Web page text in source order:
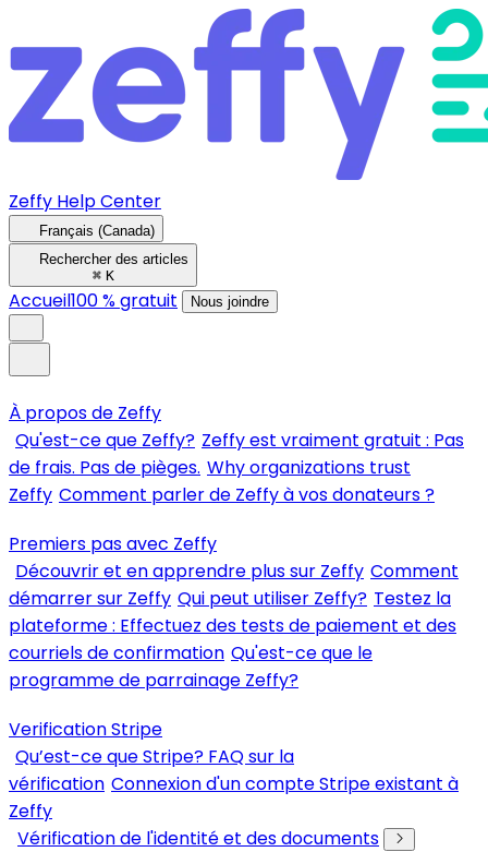
Zeffy Help Center
Français (Canada)
Rechercher des articles
⌘ K
Accueil100 % gratuit Nous joindre
À propos de Zeffy
Qu'est-ce que Zeffy? Zeffy est vraiment gratuit : Pas
de frais. Pas de pièges. Why organizations trust
Zeffy Comment parler de Zeffy à vos donateurs ?
Premiers pas avec Zeffy
Découvrir et en apprendre plus sur Zeffy Comment
démarrer sur Zeffy Qui peut utiliser Zeffy? Testez la
plateforme : Effectuez des tests de paiement et des
courriels de confirmation Qu'est-ce que le
programme de parrainage Zeffy?
Verification Stripe
Qu’est-ce que Stripe? FAQ sur la
vérification Connexion d'un compte Stripe existant à
Zeffy
Vérification de l'identité et des documents